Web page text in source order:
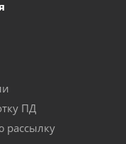
ПД
рассылку